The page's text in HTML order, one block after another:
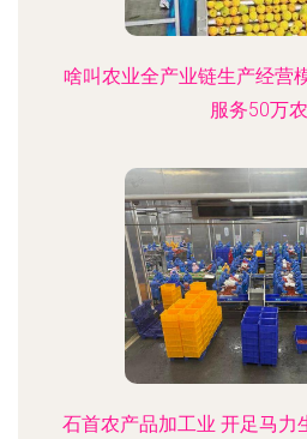
啥叫农业全产业链生产经营
服务50万
石首农产品加工业 开足马力